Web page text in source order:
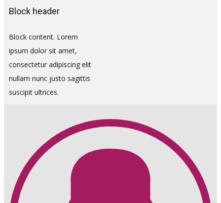
Block header
Block content. Lorem
ipsum dolor sit amet,
consectetur adipiscing elit
nullam nunc justo sagittis
suscipit ultrices.